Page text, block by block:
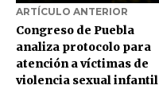
ARTÍCULO ANTERIOR
Congreso de Puebla
analiza protocolo para
atención a víctimas de
violencia sexual infantil